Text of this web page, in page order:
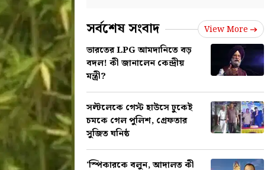
সর্বশেষ সংবাদ View More
ভারতের LPG আমদানিতে বড়
বদল! কী জানালেন কেন্দ্রীয়
মন্ত্রী?
সল্টলেকে গেস্ট হাউসে ঢুকেই
চমকে গেল পুলিশ, গ্রেফতার
সুজিত ঘনিষ্ঠ
'স্পিকারকে বলুন, আদালত কী